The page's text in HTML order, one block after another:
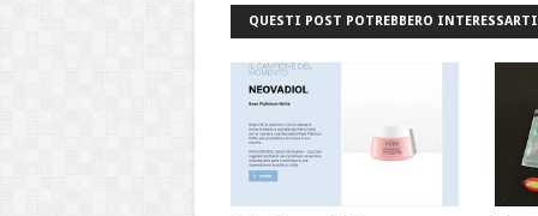
QUESTI POST POTREBBERO INTERESSARTI